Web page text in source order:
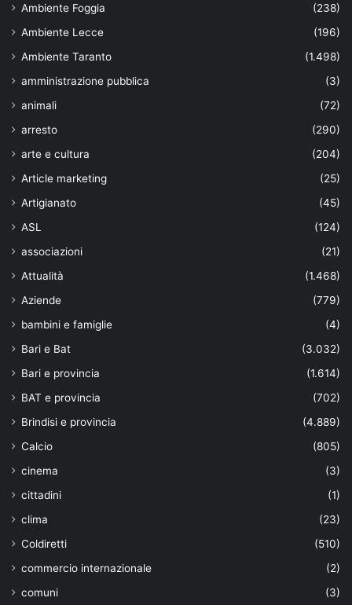
Ambiente Foggia
(238)
Ambiente Lecce
(196)
Ambiente Taranto
(1.498)
amministrazione pubblica
(3)
animali
(72)
arresto
(290)
arte e cultura
(204)
Article marketing
(25)
Artigianato
(45)
ASL
(124)
associazioni
(21)
Attualità
(1.468)
Aziende
(779)
bambini e famiglie
(4)
Bari e Bat
(3.032)
Bari e provincia
(1.614)
BAT e provincia
(702)
Brindisi e provincia
(4.889)
Calcio
(805)
cinema
(3)
cittadini
(1)
clima
(23)
Coldiretti
(510)
commercio internazionale
(2)
comuni
(3)